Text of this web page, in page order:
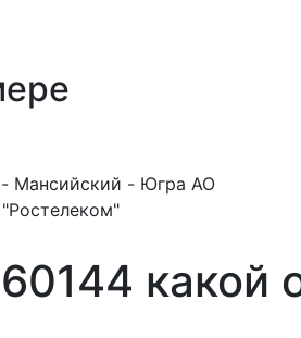
Мансийский - Югра АО
какой